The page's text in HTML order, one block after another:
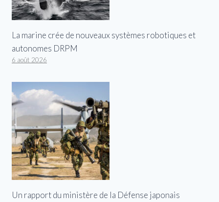
La marine crée de nouveaux systèmes robotiques et
autonomes DRPM
6 août 2026
Un rapport du ministère de la Défense japonais